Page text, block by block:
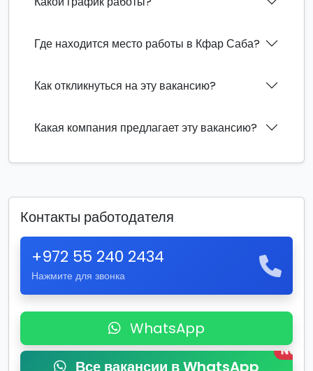
Где находится место работы в Кфар Саба?
Как откликнуться на эту вакансию?
Какая компания предлагает эту вакансию?
Контакты работодателя
+972 55 240 2434
Нажмите для звонка
WhatsApp
Все вакансии в WhatsApp
New